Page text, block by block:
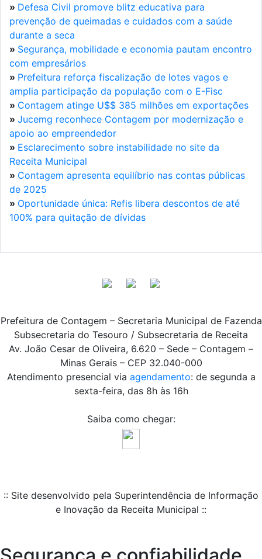
» Defesa Civil promove blitz educativa para
prevenção de queimadas e cuidados com a saúde
durante a seca
» Segurança, mobilidade e economia pautam encontro
com empresários
» Prefeitura reforça fiscalização de lotes vagos e
amplia participação da população com o E-Fisc
» Contagem atinge U$$ 385 milhões em exportações
» Jucemg reconhece Contagem por modernização e
apoio ao empreendedor
» Esclarecimento sobre instabilidade no site da
Receita Municipal
» Contagem apresenta equilíbrio nas contas públicas
de 2025
» Oportunidade única: Refis libera descontos de até
100% para quitação de dívidas
Prefeitura de Contagem – Secretaria Municipal de Fazenda
Subsecretaria do Tesouro / Subsecretaria de Receita
Av. João Cesar de Oliveira, 6.620 – Sede – Contagem –
Minas Gerais – CEP 32.040-000
Atendimento presencial via agendamento: de segunda a
sexta-feira, das 8h às 16h
Saiba como chegar:
:: Site desenvolvido pela Superintendência de Informação
e Inovação da Receita Municipal ::